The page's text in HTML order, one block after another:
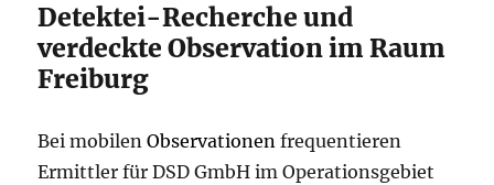
Detektei-Recherche und
verdeckte Observation im Raum
Freiburg
Bei mobilenObservationen frequentieren
Ermittler für DSD GmbH im Operationsgebiet